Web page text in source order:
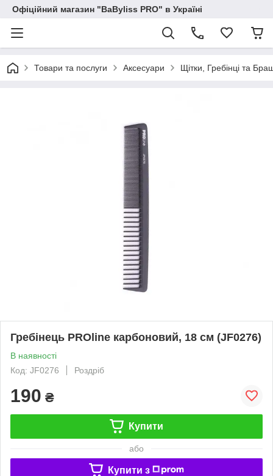
Офіційний магазин "BaByliss PRO" в Україні
Товари та послуги Аксесуари Щітки, Гребінці та
Гребінець PROline карбоновий, 18 см (JF0276)
В наявності
Код: JF0276
Роздріб
190 ₴
Купити
або
Купити з